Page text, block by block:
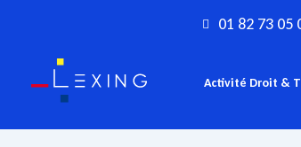
contenu
01 82 73 05
Activité Droit &